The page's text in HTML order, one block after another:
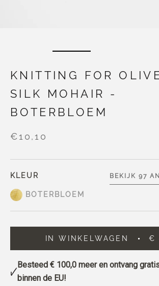
KNITTING FOR
SILK MOHAIR -
BOTERBLOEM
€10,10
KLEUR
BOTERBLOEM
BEKIJK 97
IN WINKELWAGEN €
Besteed € 100,0meer en ontvang
binnen de EU!